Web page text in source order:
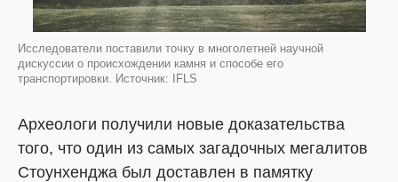
Исследователи поставили точку в многолетней научной
дискуссии о происхождении камня и способе его
транспортировки. Источник: IFLS
Археологи получили новые доказательства
того, что один из самых загадочных мегалитов
Стоунхенджа был доставлен в памятку